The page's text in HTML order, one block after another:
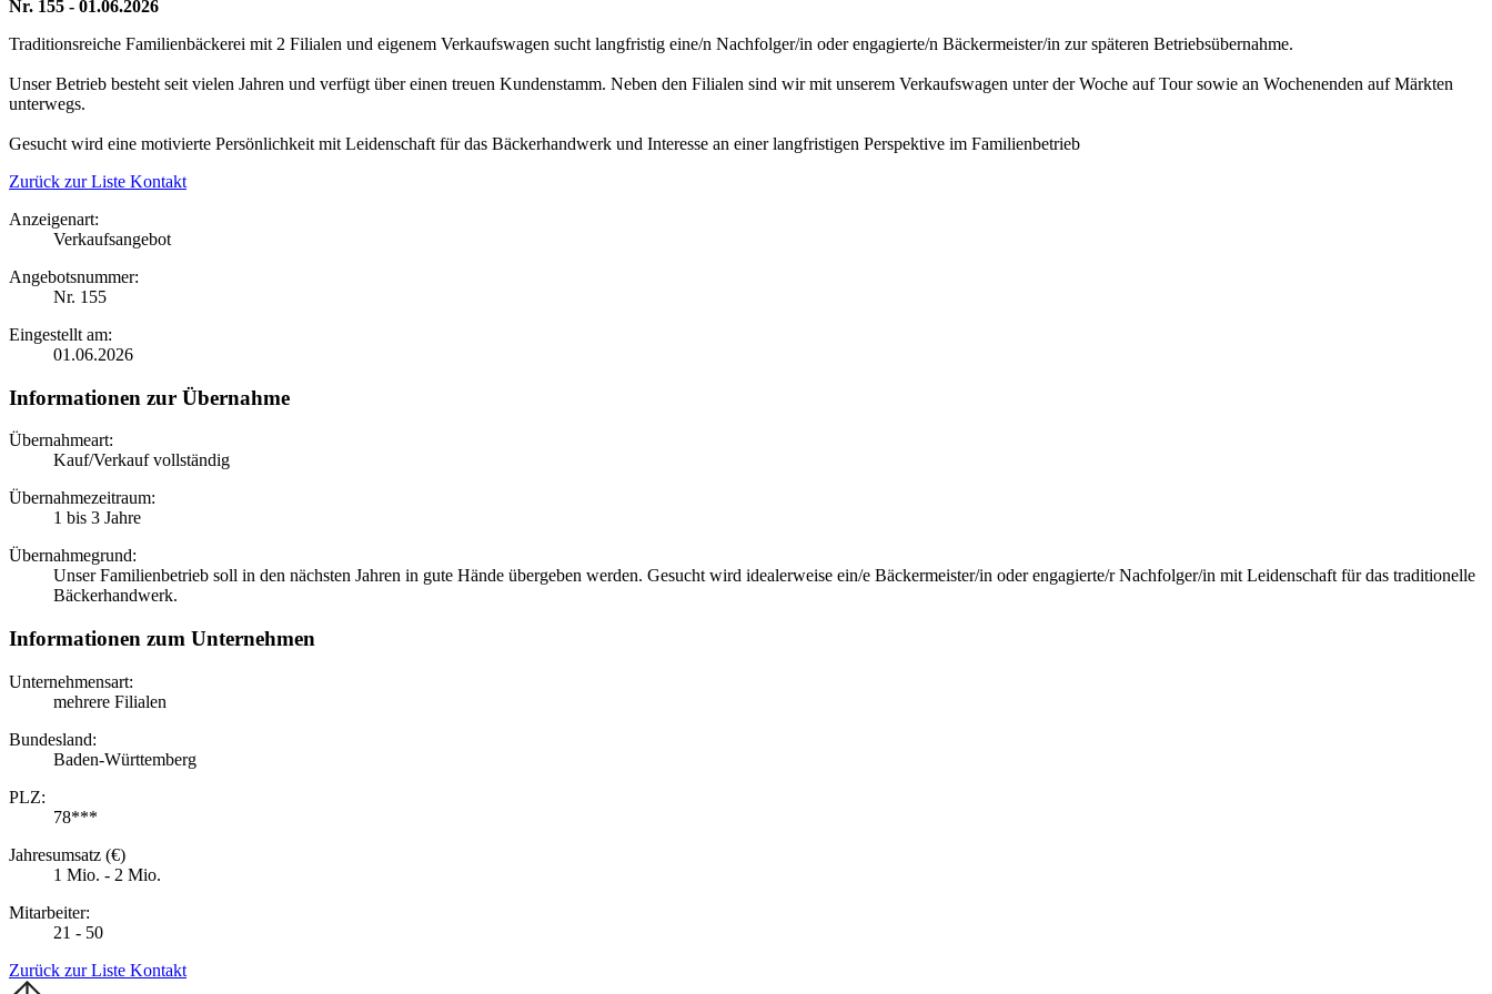
Nr. 155 - 01.06.2026
Traditionsreiche Familienbäckerei mit 2 Filialen und eigenem Verkaufswagen sucht langfristig eine/n Nachfolger/in oder engagierte/n Bäckermeister/in zur späteren Betriebsübernahme.
Unser Betrieb besteht seit vielen Jahren und verfügt über einen treuen Kundenstamm. Neben den Filialen sind wir mit unserem Verkaufswagen unter der Woche auf Tour sowie an Wochenenden auf Märkten
unterwegs.
Gesucht wird eine motivierte Persönlichkeit mit Leidenschaft für das Bäckerhandwerk und Interesse an einer langfristigen Perspektive im Familienbetrieb
Zurück zur Liste Kontakt
Anzeigenart:
Verkaufsangebot
Angebotsnummer:
Nr. 155
Eingestellt am:
01.06.2026
Informationen zur Übernahme
Übernahmeart:
Kauf/Verkauf vollständig
Übernahmezeitraum:
1 bis 3 Jahre
Übernahmegrund:
Unser Familienbetrieb soll in den nächsten Jahren in gute Hände übergeben werden. Gesucht wird idealerweise ein/e Bäckermeister/in oder engagierte/r Nachfolger/in mit Leidenschaft für das traditionelle
Bäckerhandwerk.
Informationen zum Unternehmen
Unternehmensart:
mehrere Filialen
Bundesland:
Baden-Württemberg
PLZ:
78***
Jahresumsatz (€)
1 Mio. - 2 Mio.
Mitarbeiter:
21 - 50
Zurück zur Liste Kontakt